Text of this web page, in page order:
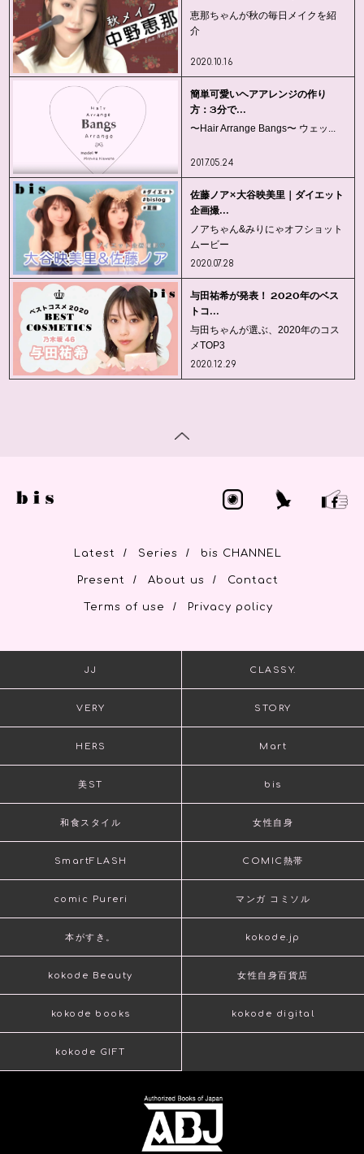
恵那ちゃんが秋の毎日メイクを紹
介
2020.10.16
簡単可愛いヘアアレンジの作り
方：3分で...
〜Hair Arrange Bangs〜 ウェッ...
2017.05.24
佐藤ノア×大谷映美里｜ダイエット
企画撮...
ノアちゃん&みりにゃオフショット
ムービー
2020.07.28
与田祐希が発表！ 2020年のベス
トコ...
与田ちゃんが選ぶ、2020年のコス
メTOP3
2020.12.29
Latest / Series / bis CHANNEL
Present / About us / Contact
Terms of use / Privacy policy
JJ CLASSY.
VERY STORY
HERS Mart
美ST bis
和食スタイル 女性自身
SmartFLASH COMIC熱帯
comic Pureri マンガ コミソル
本がすき。 kokode.jp
kokode Beauty 女性自身百貨店
kokode books kokode digital
kokode GIFT